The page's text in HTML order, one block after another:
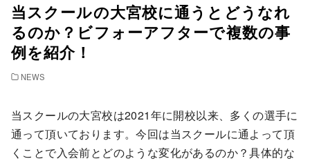
当スクールの大宮校に通うとどうなれ
るのか？ビフォーアフターで複数の事
例を紹介！
NEWS
当スクールの大宮校は2021年に開校以来、多くの選手に
通って頂いております。今回は当スクールに通よって頂
くことで入会前とどのような変化があるのか？具体的な